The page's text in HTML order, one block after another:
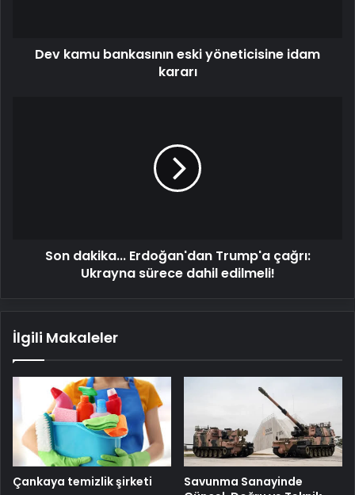
Dev kamu bankasının eski yöneticisine idam
kararı
Son dakika... Erdoğan'dan Trump'a çağrı:
Ukrayna sürece dahil edilmeli!
İlgili Makaleler
Çankaya temizlik şirketi
Savunma Sanayinde